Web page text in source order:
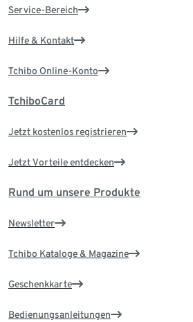
Service-Bereich
Hilfe & Kontakt
Tchibo Online-Konto
TchiboCard
Jetzt kostenlos registrieren
Jetzt Vorteile entdecken
Rund um unsere Produkte
Newsletter
Tchibo Kataloge & Magazine
Geschenkkarte
Bedienungsanleitungen